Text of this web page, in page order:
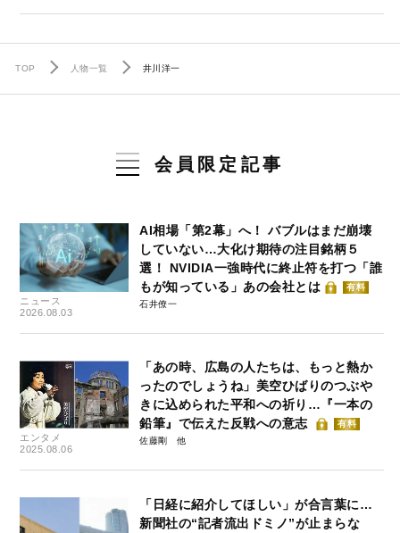
TOP 人物一覧 井川洋一
会員限定記事
ニュース
2026.08.03
AI相場「第2幕」へ！ バブルはまだ崩壊
していない…大化け期待の注目銘柄５
選！ NVIDIA一強時代に終止符を打つ「誰
もが知っている」あの会社とは
有料
石井僚一
エンタメ
2025.08.06
「あの時、広島の人たちは、もっと熱か
ったのでしょうね」美空ひばりのつぶや
きに込められた平和への祈り…『一本の
鉛筆』で伝えた反戦への意志
有料
佐藤剛
「日経に紹介してほしい」が合言葉に…
新聞社の“記者流出ドミノ”が止まらな